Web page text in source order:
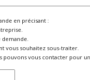
en précisant :
vous souhaitez sous-traiter.
pouvons vous contacter pour